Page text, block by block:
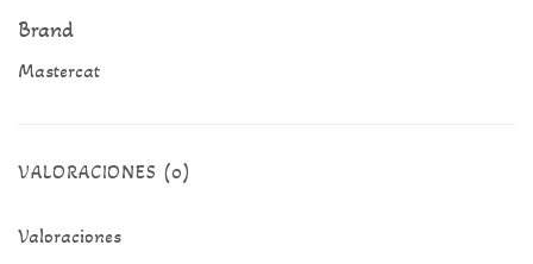
Brand
Mastercat
VALORACIONES (0)
Valoraciones